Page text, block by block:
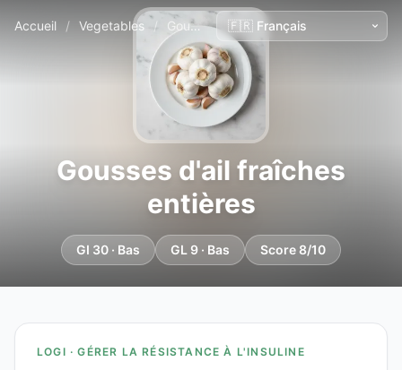
Accueil / Vegetables / Gousses d'ail fraîches entières
Gousses d'ail fraîches
entières
GI 30 · Bas GL 9 · Bas Score 8/10
LOGI · GÉRER LA RÉSISTANCE À L'INSULINE